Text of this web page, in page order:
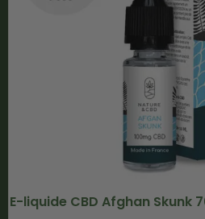
E-liquide CBD Afghan Skunk